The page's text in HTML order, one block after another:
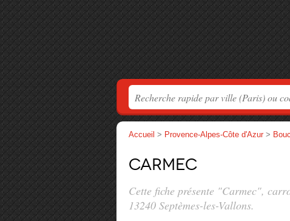
Accueil > Provence-Alpes-Côte d'Azur >
Carmec
Cette fiche présente "Carmec",
13240 Septèmes-les-Vallons.